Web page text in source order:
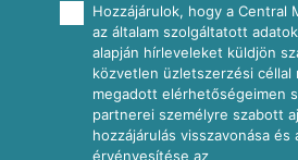
Hozzájárulok, hogy a Central
az általam szolgáltatott
alapján hírleveleket küldjön
közvetlen üzletszerzési céllal
megadott elérhetőségeimen
partnerei személyre szabott
hozzájárulás visszavonása
érvényesítése az